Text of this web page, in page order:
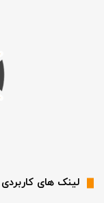
لینک های کاربردی